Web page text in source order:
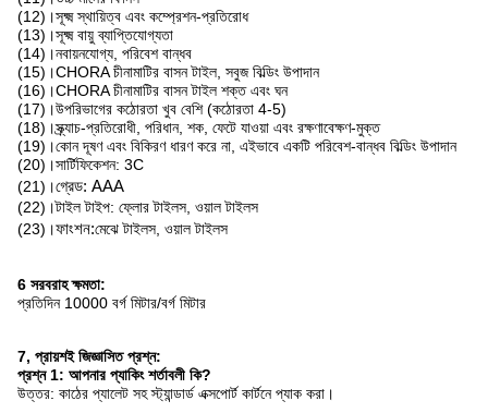
(12)।সূক্ষ্ম স্থায়িত্ব এবং কম্প্রেশন-প্রতিরোধ
(13)।সূক্ষ্ম বায়ু ব্যাপ্তিযোগ্যতা
(14)।নবায়নযোগ্য, পরিবেশ বান্ধব
(15)।CHORA চীনামাটির বাসন টাইল, সবুজ বিল্ডিং উপাদান
(16)।CHORA চীনামাটির বাসন টাইল শক্ত এবং ঘন
(17)।উপরিভাগের কঠোরতা খুব বেশি (কঠোরতা 4-5)
(18)।স্ক্র্যাচ-প্রতিরোধী, পরিধান, শক, ফেটে যাওয়া এবং রক্ষণাবেক্ষণ-মুক্ত
(19)।কোন দূষণ এবং বিকিরণ ধারণ করে না, এইভাবে একটি পরিবেশ-বান্ধব বিল্ডিং উপাদান
(20)।সার্টিফিকেশন: 3C
(21)।গ্রেড: AAA
(22)।টাইল টাইপ: ফ্লোর টাইলস, ওয়াল টাইলস
(23)।ফাংশন:মেঝে টাইলস, ওয়াল টাইলস
6 সরবরাহ ক্ষমতা:
প্রতিদিন 10000 বর্গ মিটার/বর্গ মিটার
7, প্রায়শই জিজ্ঞাসিত প্রশ্ন:
প্রশ্ন 1: আপনার প্যাকিং শর্তাবলী কি?
উত্তর: কাঠের প্যালেট সহ স্ট্যান্ডার্ড এক্সপোর্ট কার্টনে প্যাক করা।